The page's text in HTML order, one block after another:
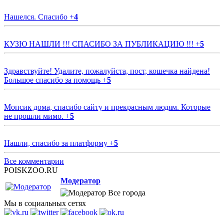
Нашелся. Спасибо +4
КУЗЮ НАШЛИ !!! СПАСИБО ЗА ПУБЛИКАЦИЮ !!! +5
Здравствуйте! Удалите, пожалуйста, пост, кошечка найдена!
Большое спасибо за помощь +5
Мопсик дома, спасибо сайту и прекрасным людям. Которые
не прошли мимо. +5
Нашли, спасибо за платформу +5
Все комментарии
POISKZOO.RU
Модератор
Все города
Мы в социальных сетях